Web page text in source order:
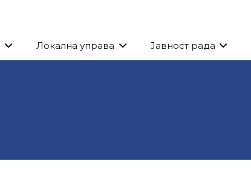
Локална управа Јавност рада